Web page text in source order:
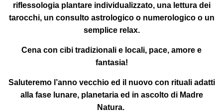
riflessologia plantare individualizzato, una lettura dei
tarocchi, un consulto astrologico o numerologico o un
semplice relax.
Cena con cibi tradizionali e locali, pace, amore e
fantasia!
Saluteremo l’anno vecchio ed il nuovo con rituali adatti
alla fase lunare, planetaria ed in ascolto di Madre
Natura.